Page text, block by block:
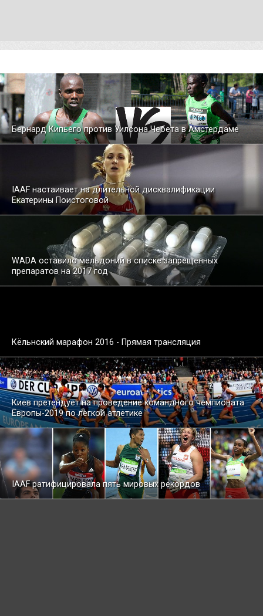
Бернард Кипьего против Уилсона Чебета в Амстердаме
IAAF настаивает на длительной дисквалификации
Екатерины Поистоговой
WADA оставило мельдоний в списке запрещенных
препаратов на 2017 год
Кёльнский марафон 2016 - Прямая трансляция
Киев претендует на проведение командного чемпионата
Европы-2019 по легкой атлетике
IAAF ратифицировала пять мировых рекордов